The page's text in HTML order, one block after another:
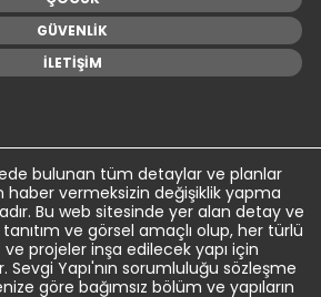
GÜVENLİK
İLETİŞİM
bulunan tüm detaylar ve planlar
vermeksizin değişiklik yapma
Bu web sitesinde yer alan detay ve
ve görsel amaçlı olup, her türlü
projeler inşa edilecek yapı için
Sevgi Yapı'nın sorumluluğu sözleşme
göre bağımsız bölüm ve yapıların